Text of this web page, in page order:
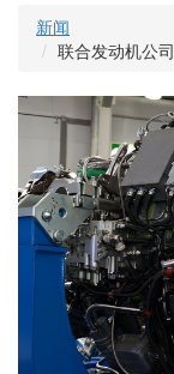
新闻
联合发动机公